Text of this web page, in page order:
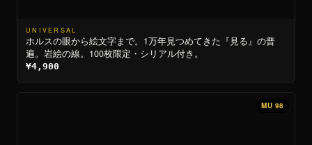
UNIVERSAL
ホルスの眼から絵文字まで。1万年見つめてきた『見る』の普
遍。岩絵の線。100枚限定・シリアル付き。
¥4,900
MU 98